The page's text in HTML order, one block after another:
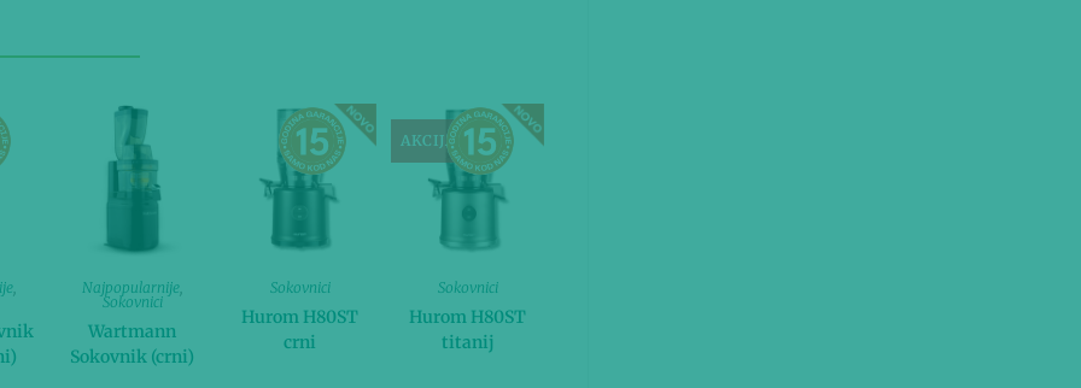
,
Najpopularnije
Sokovnici
Wartmann
Sokovnik (crni)
Sokovnici
Hurom H80ST
crni
AKCIJA!
Sokovnici
Hurom H80ST
titanij